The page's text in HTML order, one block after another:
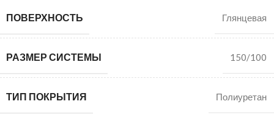
ПОВЕРХНОСТЬ Глянцевая
РАЗМЕР СИСТЕМЫ 150/100
ТИП ПОКРЫТИЯ Полиуретан